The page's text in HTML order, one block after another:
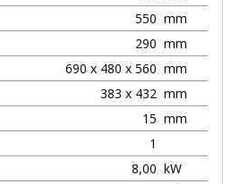
550 mm
290 mm
690 x 480 x 560 mm
383 x 432 mm
15 mm
1
8,00 kW